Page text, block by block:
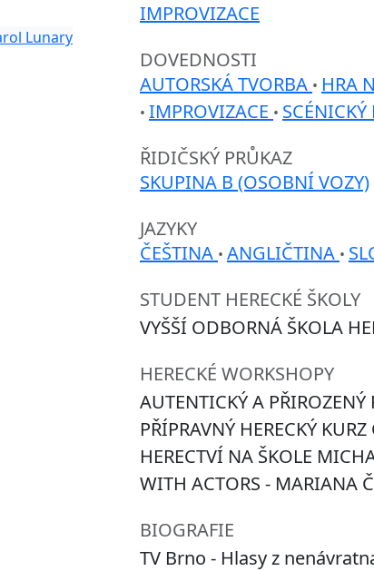
IMPROVIZACE
DOVEDNOSTI
AUTORSKÁ TVORBA • HRA
• IMPROVIZACE • SCÉNICKÝ
ŘIDIČSKÝ PRŮKAZ
SKUPINA B (OSOBNÍ VOZY)
JAZYKY
ČEŠTINA • ANGLIČTINA •
STUDENT HERECKÉ ŠKOLY
VYŠŠÍ ODBORNÁ ŠKOLA
HERECKÉ WORKSHOPY
AUTENTICKÝ A PŘIROZENÝ
PŘÍPRAVNÝ HERECKÝ
HERECTVÍ NA ŠKOLE
WITH ACTORS - MARIANA
BIOGRAFIE
TV Brno - Hlasy z